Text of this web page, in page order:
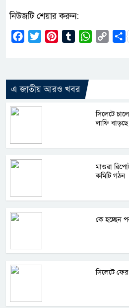
নিউজটি শেয়ার করুন:
Facebook
Twitter PinterestTumblrWhatsApp
Copy
এ জাতীয় আরও খবর
সিলেটে
লাফি
মাগুরা
কমিটি গঠন
কে হচ্ছেন
সিলেটে